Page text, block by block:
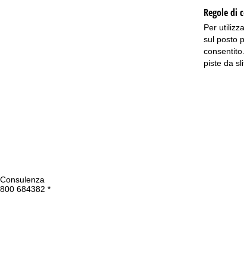
Consulenza
800 684382 *
Regole di
Per
sul posto
piste da